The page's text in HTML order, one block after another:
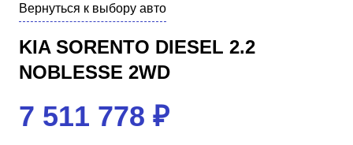
Вернуться к выбору авто
KIA SORENTO DIESEL 2.2
NOBLESSE 2WD
7 511 778 ₽